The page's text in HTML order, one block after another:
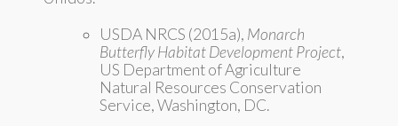
USDA NRCS (2015a), Monarch
Butterfly Habitat Development Project,
US Department of Agriculture
Natural Resources Conservation
Service, Washington, DC.